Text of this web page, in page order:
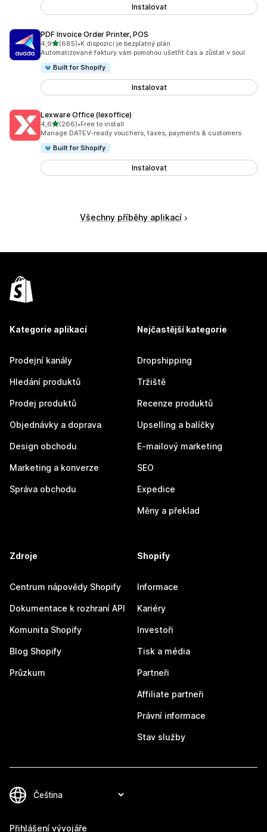
Instalovat
PDF Invoice Order Printer, POS
4,9z 5 hvězd
(685)
Celkový počet recenzí: 685
•K dispozici je bezplatný plán
Automatizované faktury vám pomohou ušetřit čas a zůstat v soul
Built for Shopify
Instalovat
Lexware Office (lexoffice)
4,6z 5 hvězd
(266)
Celkový počet recenzí: 266
•Free to install
Manage DATEV-ready vouchers, taxes, payments & customers
Built for Shopify
Instalovat
Všechny příběhy aplikací
Kategorie aplikací
Prodejní kanály
Hledání produktů
Prodej produktů
Objednávky a doprava
Design obchodu
Marketing a konverze
Správa obchodu
Nejčastější kategorie
Dropshipping
Tržiště
Recenze produktů
Upselling a balíčky
E-mailový marketing
SEO
Expedice
Měny a překlad
Zdroje
Centrum nápovědy Shopify
Dokumentace k rozhraní API
Komunita Shopify
Blog Shopify
Průzkum
Shopify
Informace
Kariéry
Investoři
Tisk a média
Partneři
Affiliate partneři
Právní informace
Stav služby
Přihlášení vývojáře